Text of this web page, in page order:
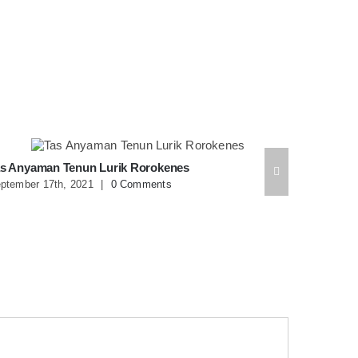
Anyaman Tenun Lurik Rorokenes
17th, 2021 | 0 Comments